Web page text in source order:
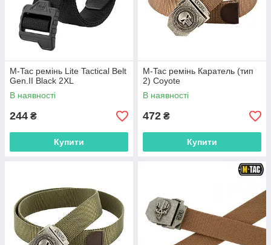
M-Tac ремінь Lite Tactical Belt
Gen.II Black 2XL
В наявності
244 ₴
Купити
M-Tac ремінь Каратель (тип
2) Coyote
В наявності
472 ₴
Купити